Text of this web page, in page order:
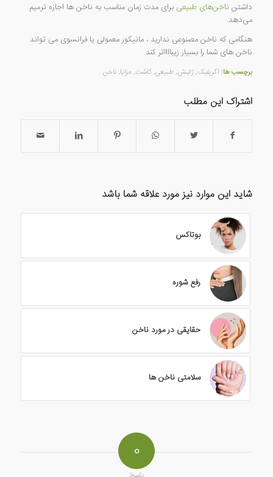
داشتن ناخن‌های طبیعی برای مدت زمان مناسب به ناخن ها اجازه ترمیم
می‌دهد.
هنگامی که ناخن مصنوعی ندارید ، مانیکور معمولی یا فرانسوی می تواند
ناخن های شما را بسیار زیبااااتر کند.
برچسب ها: آکریلیک, ژلیش, طبیعی, کاشت, مزایا, ناخن
اشتراک این مطلب
شاید این موارد نیز مورد علاقه شما باشد
بوتاکس
رفع شوره
حقایقی در مورد ناخن
سلامتی ناخن ها
0